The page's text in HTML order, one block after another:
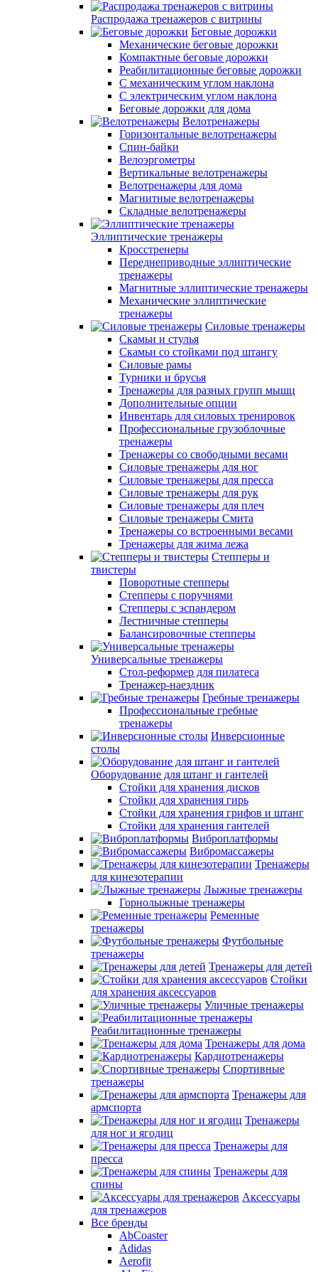
Распродажа тренажеров с витрины
Беговые дорожки
Механические беговые дорожки
Компактные беговые дорожки
Реабилитационные беговые дорожки
С механическим углом наклона
С электрическим углом наклона
Беговые дорожки для дома
Велотренажеры
Горизонтальные велотренажеры
Спин-байки
Велоэргометры
Вертикальные велотренажеры
Велотренажеры для дома
Магнитные велотренажеры
Складные велотренажеры
Эллиптические тренажеры
Кросстренеры
Переднеприводные эллиптические
тренажеры
Магнитные эллиптические тренажеры
Механические эллиптические
тренажеры
Силовые тренажеры
Скамьи и стулья
Скамьи со стойками под штангу
Силовые рамы
Турники и брусья
Тренажеры для разных групп мышц
Дополнительные опции
Инвентарь для силовых тренировок
Профессиональные грузоблочные
тренажеры
Тренажеры со свободными весами
Силовые тренажеры для ног
Силовые тренажеры для пресса
Силовые тренажеры для рук
Силовые тренажеры для плеч
Силовые тренажеры Смита
Тренажеры со встроенными весами
Тренажеры для жима лежа
Степперы и
твистеры
Поворотные степперы
Степперы с поручнями
Степперы с эспандером
Лестничные степперы
Балансировочные степперы
Универсальные тренажеры
Стол-реформер для пилатеса
Тренажер-наездник
Гребные тренажеры
Профессиональные гребные
тренажеры
Инверсионные
столы
Оборудование для штанг и гантелей
Стойки для хранения дисков
Стойки для хранения гирь
Стойки для хранения грифов и штанг
Стойки для хранения гантелей
Виброплатформы
Вибромассажеры
Тренажеры
для кинезотерапии
Лыжные тренажеры
Горнолыжные тренажеры
Ременные
тренажеры
Футбольные
тренажеры
Тренажеры для детей
Стойки
для хранения аксессуаров
Уличные тренажеры
Реабилитационные тренажеры
Тренажеры для дома
Кардиотренажеры
Спортивные
тренажеры
Тренажеры для
армспорта
Тренажеры
для ног и ягодиц
Тренажеры для
пресса
Тренажеры для
спины
Аксессуары
для тренажеров
Все бренды
AbCoaster
Adidas
Aerofit